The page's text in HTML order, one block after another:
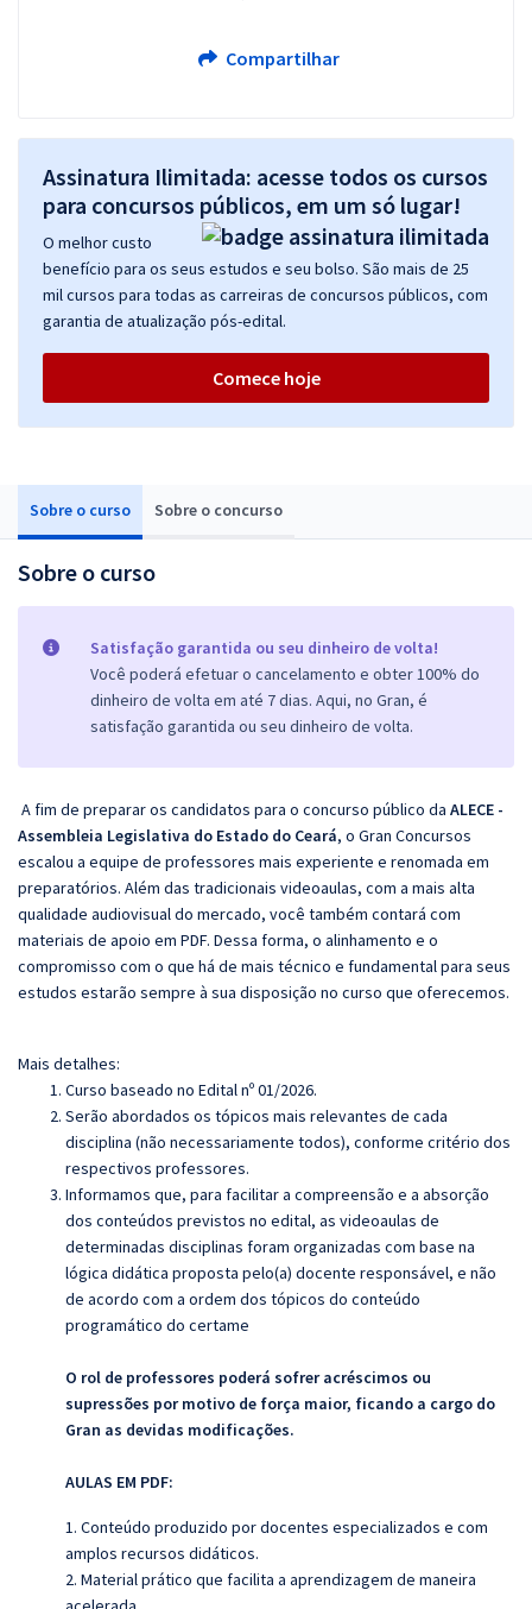
Sobre o curso Sobre o concurso
Sobre o curso
Satisfação garantida ou seu dinheiro de volta!
Você poderá efetuar o cancelamento e obter 100% do
dinheiro de volta em até 7 dias. Aqui, no Gran, é
satisfação garantida ou seu dinheiro de volta.
A fim de preparar os candidatos para o concurso público da ALECE -
Assembleia Legislativa do Estado do Ceará, o Gran Concursos
escalou a equipe de professores mais experiente e renomada em
preparatórios. Além das tradicionais videoaulas, com a mais alta
qualidade audiovisual do mercado, você também contará com
materiais de apoio em PDF. Dessa forma, o alinhamento e o
compromisso com o que há de mais técnico e fundamental para seus
estudos estarão sempre à sua disposição no curso que oferecemos.
Mais detalhes:
Curso baseado no Edital nº 01/2026.
Serão abordados os tópicos mais relevantes de cada
disciplina (não necessariamente todos), conforme critério dos
respectivos professores.
Informamos que, para facilitar a compreensão e a absorção
dos conteúdos previstos no edital, as videoaulas de
determinadas disciplinas foram organizadas com base na
lógica didática proposta pelo(a) docente responsável, e não
de acordo com a ordem dos tópicos do conteúdo
programático do certame
O rol de professores poderá sofrer acréscimos ou
supressões por motivo de força maior, ficando a cargo do
Gran as devidas modificações.
AULAS EM PDF:
1. Conteúdo produzido por docentes especializados e com
amplos recursos didáticos.
2. Material prático que facilita a aprendizagem de maneira
Compartilhar
Assinatura Ilimitada: acesse todos os cursos
para concursos públicos, em um só lugar!
O melhor custo
benefício para os seus estudos e seu bolso. São mais de 25
mil cursos para todas as carreiras de concursos públicos, com
garantia de atualização pós-edital.
Comece hoje